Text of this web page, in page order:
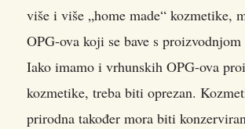
više i više „home made“ kozmetike,
OPG-ova koji se bave s
Iako imamo i vrhunskih OPG-ova
kozmetike, treba biti oprezan.
prirodna također mora biti